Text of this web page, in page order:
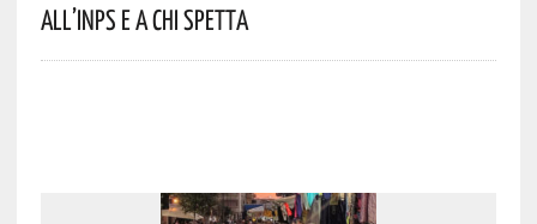
All’INPS E A Chi Spetta